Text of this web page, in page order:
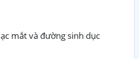
mắt và đường sinh dục